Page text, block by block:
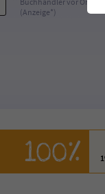
(Anzeige*)
100%